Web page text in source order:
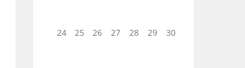
24 25 26 27 28 29 30